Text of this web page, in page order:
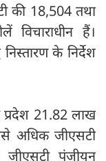
की 18,504 तथा
हैं।
के निर्देश
प्रदेश 21.82 लाख
अधिक जीएसटी
पंजीयन